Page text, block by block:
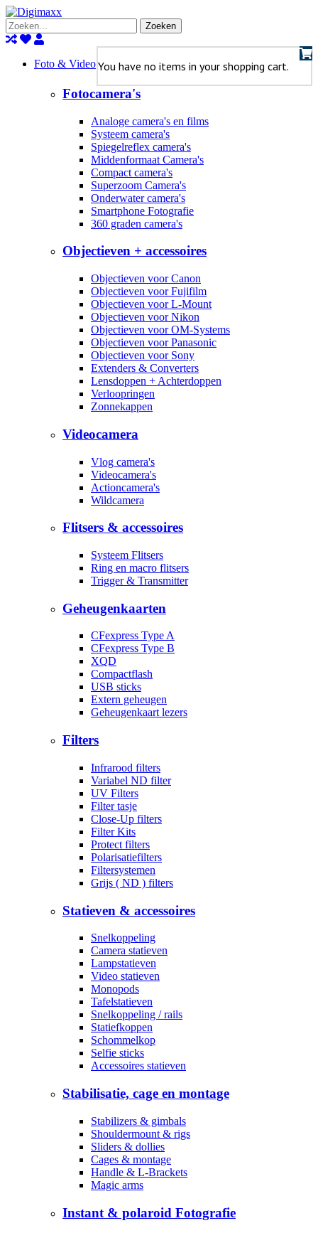
Zoeken
You have no items in your shopping cart.
Foto & Video
Fotocamera's
Analoge camera's en films
Systeem camera's
Spiegelreflex camera's
Middenformaat Camera's
Compact camera's
Superzoom Camera's
Onderwater camera's
Smartphone Fotografie
360 graden camera's
Objectieven + accessoires
Objectieven voor Canon
Objectieven voor Fujifilm
Objectieven voor L-Mount
Objectieven voor Nikon
Objectieven voor OM-Systems
Objectieven voor Panasonic
Objectieven voor Sony
Extenders & Converters
Lensdoppen + Achterdoppen
Verloopringen
Zonnekappen
Videocamera
Vlog camera's
Videocamera's
Actioncamera's
Wildcamera
Flitsers & accessoires
Systeem Flitsers
Ring en macro flitsers
Trigger & Transmitter
Geheugenkaarten
CFexpress Type A
CFexpress Type B
XQD
Compactflash
USB sticks
Extern geheugen
Geheugenkaart lezers
Filters
Infrarood filters
Variabel ND filter
UV Filters
Filter tasje
Close-Up filters
Filter Kits
Protect filters
Polarisatiefilters
Filtersystemen
Grijs ( ND ) filters
Statieven & accessoires
Snelkoppeling
Camera statieven
Lampstatieven
Video statieven
Monopods
Tafelstatieven
Snelkoppeling / rails
Statiefkoppen
Schommelkop
Selfie sticks
Accessoires statieven
Stabilisatie, cage en montage
Stabilizers & gimbals
Shouldermount & rigs
Sliders & dollies
Cages & montage
Handle & L-Brackets
Magic arms
Instant & polaroid Fotografie